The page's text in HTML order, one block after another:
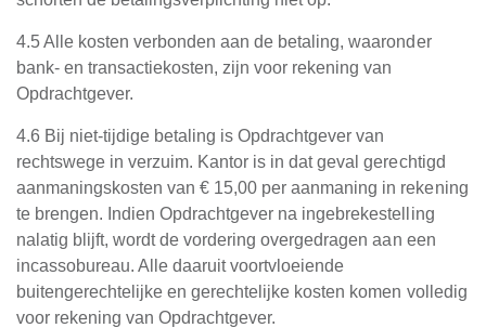
4.5 Alle kosten verbonden aan de betaling, waaronder
bank- en transactiekosten, zijn voor rekening van
Opdrachtgever.
4.6 Bij niet-tijdige betaling is Opdrachtgever van
rechtswege in verzuim. Kantor is in dat geval gerechtigd
aanmaningskosten van € 15,00 per aanmaning in rekening
te brengen. Indien Opdrachtgever na ingebrekestelling
nalatig blijft, wordt de vordering overgedragen aan een
incassobureau. Alle daaruit voortvloeiende
buitengerechtelijke en gerechtelijke kosten komen volledig
voor rekening van Opdrachtgever.